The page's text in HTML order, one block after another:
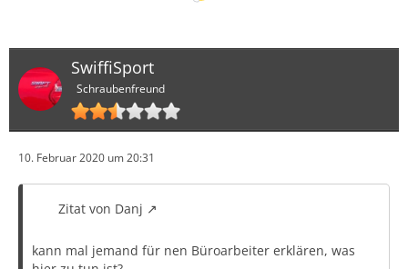
SwiffiSport
Schraubenfreund
10. Februar 2020 um 20:31
Zitat von Danj
kann mal jemand für nen Büroarbeiter erklären, was